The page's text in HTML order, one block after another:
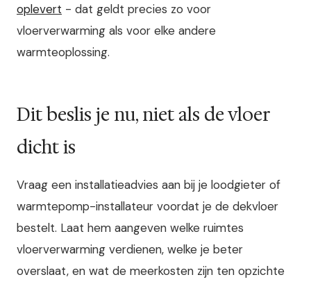
oplevert - dat geldt precies zo voor
vloerverwarming als voor elke andere
warmteoplossing.
Dit beslis je nu, niet als de vloer
dicht is
Vraag een installatieadvies aan bij je loodgieter of
warmtepomp-installateur voordat je de dekvloer
bestelt. Laat hem aangeven welke ruimtes
vloerverwarming verdienen, welke je beter
overslaat, en wat de meerkosten zijn ten opzichte